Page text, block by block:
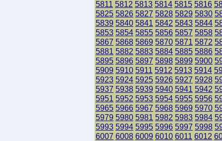
5811 5812 5813 5814 5815 5816
5825 5826 5827 5828 5829 5830
5839 5840 5841 5842 5843 5844
5853 5854 5855 5856 5857 5858
5867 5868 5869 5870 5871 5872
5881 5882 5883 5884 5885 5886
5895 5896 5897 5898 5899 5900
5909 5910 5911 5912 5913 5914
5923 5924 5925 5926 5927 5928
5937 5938 5939 5940 5941 5942
5951 5952 5953 5954 5955 5956
5965 5966 5967 5968 5969 5970
5979 5980 5981 5982 5983 5984
5993 5994 5995 5996 5997 5998
6007 6008 6009 6010 6011 6012